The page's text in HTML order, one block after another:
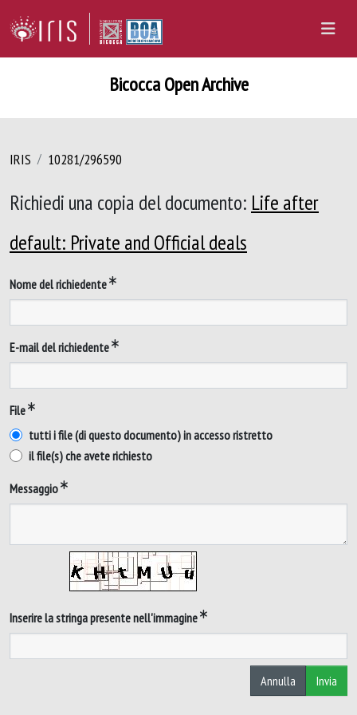
Bicocca Open Archive
IRIS 10281/296590
Richiedi una copia del documento: Life after
default: Private and Official deals
Nome del richiedente
E-mail del richiedente
File
tutti i file (di questo documento) in accesso ristretto
il file(s) che avete richiesto
Messaggio
Inserire la stringa presente nell'immagine
Annulla Invia